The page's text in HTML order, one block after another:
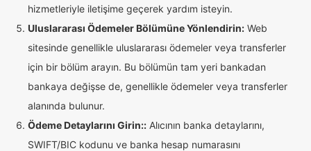
hizmetleriyle iletişime geçerek yardım isteyin.
Uluslararası Ödemeler Bölümüne Yönlendirin: Web
sitesinde genellikle uluslararası ödemeler veya transferler
için bir bölüm arayın. Bu bölümün tam yeri bankadan
bankaya değişse de, genellikle ödemeler veya transferler
alanında bulunur.
Ödeme Detaylarını Girin:: Alıcının banka detaylarını,
SWIFT/BIC kodunu ve banka hesap numarasını